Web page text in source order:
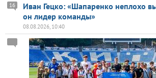
Иван Гецко: «Шапаренко неплохо
он лидер команды»
16
08.08.2026, 10:40